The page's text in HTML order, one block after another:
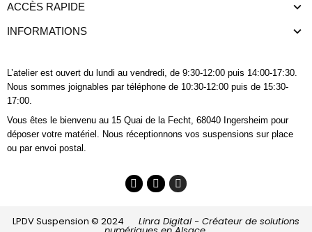
ACCÈS RAPIDE
INFORMATIONS
L’atelier est ouvert du lundi au vendredi, de 9:30-12:00 puis 14:00-17:30.
Nous sommes joignables par téléphone de 10:30-12:00 puis de 15:30-
17:00.
Vous êtes le bienvenu au 15 Quai de la Fecht, 68040 Ingersheim pour
déposer votre matériel. Nous réceptionnons vos suspensions sur place
ou par envoi postal.
LPDV Suspension © 2024 Linra Digital - Créateur de solutions